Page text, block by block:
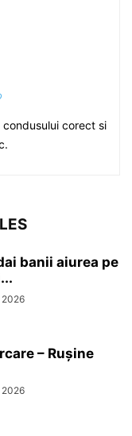
corect si
banii aiurea pe
– Rușine